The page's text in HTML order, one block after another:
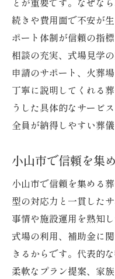
申請手順と葬
小山市で利用
葬儀後の補助
続きや費用面で不安が
ポート体制が信頼の指
相談の充実、式場見学
申請のサポート、火葬
丁寧に説明してくれる
うした具体的なサービ
全員が納得しやすい葬
小山市で信頼を集
小山市で信頼を集める
型の対応力と一貫した
事情や施設運用を熟知
式場の利用、補助金に
きるからです。代表的
柔軟なプラン提案、家